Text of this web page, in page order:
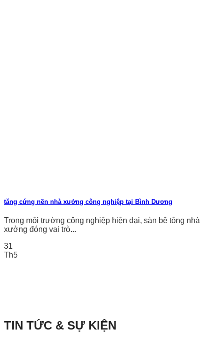
tăng cứng nền nhà xưởng công nghiệp tại Bình Dương
Trong môi trường công nghiệp hiện đại, sàn bê tông nhà
xưởng đóng vai trò...
31
Th5
TIN TỨC & SỰ KIỆN